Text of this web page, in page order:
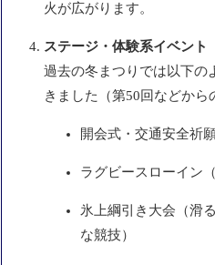
火が広がります。
ステージ・体験系イベント
過去の冬まつりでは以下の
きました（第50回などから
開会式・交通安全祈
ラグビースローイン
氷上綱引き大会（滑
な競技）